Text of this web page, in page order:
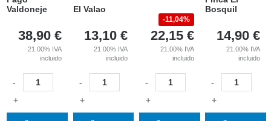
Valdoneje
38,90 €
21.00% IVA
incluido
-
+
El Valao
13,10 €
21.00% IVA
incluido
-
+
11,04%
22,15 €
21.00% IVA
incluido
-
+
Bosquil
14,90 €
21.00% IVA
incluido
-
+